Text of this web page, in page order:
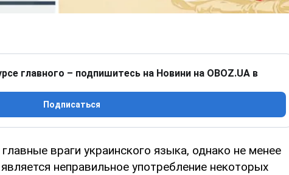
главного – подпишитесь на Новини на OBOZ.UA в
Подписаться
враги украинского языка, однако не менее
неправильное употребление некоторых